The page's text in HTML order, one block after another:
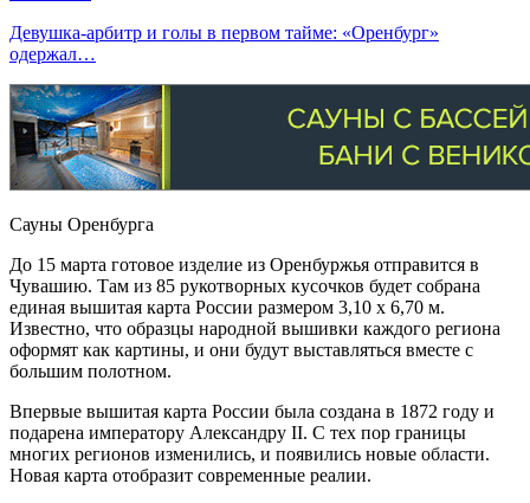
Девушка-арбитр и голы в первом тайме: «Оренбург»
одержал…
Сауны Оренбурга
До 15 марта готовое изделие из Оренбуржья отправится в
Чувашию. Там из 85 рукотворных кусочков будет собрана
единая вышитая карта России размером 3,10 x 6,70 м.
Известно, что образцы народной вышивки каждого региона
оформят как картины, и они будут выставляться вместе с
большим полотном.
Впервые вышитая карта России была создана в 1872 году и
подарена императору Александру II. С тех пор границы
многих регионов изменились, и появились новые области.
Новая карта отобразит современные реалии.